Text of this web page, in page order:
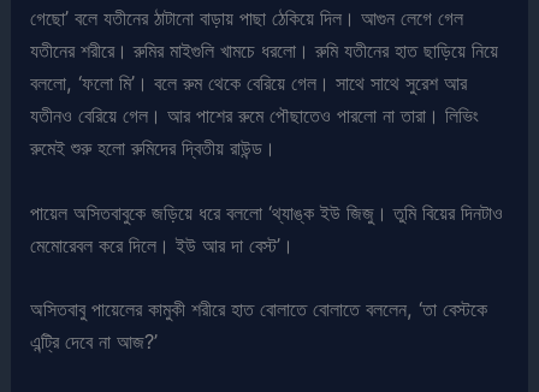
গেছো’ বলে যতীনের ঠাটানো বাড়ায় পাছা ঠেকিয়ে দিল। আগুন লেগে গেল
যতীনের শরীরে। রুমির মাইগুলি খামচে ধরলো। রুমি যতীনের হাত ছাড়িয়ে নিয়ে
বললো, ‘ফলো মি’। বলে রুম থেকে বেরিয়ে গেল। সাথে সাথে সুরেশ আর
যতীনও বেরিয়ে গেল। আর পাশের রুমে পৌছাতেও পারলো না তারা। লিভিং
রুমেই শুরু হলো রুমিদের দ্বিতীয় রাউন্ড।
পায়েল অসিতবাবুকে জড়িয়ে ধরে বললো ‘থ্যাঙ্ক ইউ জিজু। তুমি বিয়ের দিনটাও
মেমোরেবল করে দিলে। ইউ আর দা বেস্ট’।
অসিতবাবু পায়েলের কামুকী শরীরে হাত বোলাতে বোলাতে বললেন, ‘তা বেস্টকে
এন্ট্রি দেবে না আজ?’